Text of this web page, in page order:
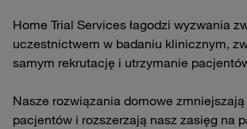
Home Trial Services łagodzi wyzwania
uczestnictwem w badaniu klinicznym,
samym rekrutację i utrzymanie
Nasze rozwiązania domowe
pacjentów i rozszerzają nasz zasięg na